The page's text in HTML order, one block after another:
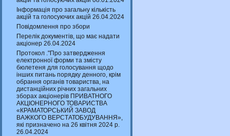
Інформація про загальну кількість
акцій та голосуючих акцій 26.04.2024
Повідомлення про збори
Перелік документів, що має надати
акціонер 26.04.2024
Протокол ."Про затвердження
електронної форми та змісту
бюлетеня для голосування щодо
інших питань порядку денного, крім
обрання органів товариства, на
дистанційних річних загальних
зборах акціонерів ПРИВАТНОГО
АКЦІОНЕРНОГО ТОВАРИСТВА
«КРАМАТОРСЬКИЙ ЗАВОД
ВАЖКОГО ВЕРСТАТОБУДУВАННЯ»,
які призначено на 26 квітня 2024 р.
26.04.2024